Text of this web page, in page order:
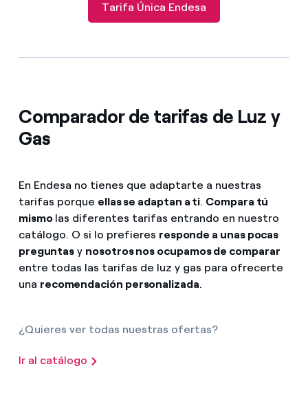
Tarifa Única Endesa
Comparador de tarifas de Luz y
Gas
En Endesa no tienes que adaptarte a nuestras
tarifas porque ellas se adaptan a ti. Compara tú
mismolas diferentes tarifas entrando en nuestro
catálogo. O si lo prefieres responde a unas pocas
preguntas y nosotros nos ocupamos de comparar
entre todas las tarifas de luz y gas para ofrecerte
una recomendación personalizada.
¿Quieres ver todas nuestras ofertas?
Ir al catálogo